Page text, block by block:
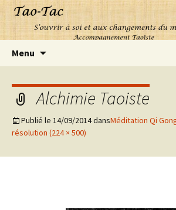
Menu
Alchimie Taoiste
Publié le 14/09/2014dansMéditation Qi
résolution (224 × 500)